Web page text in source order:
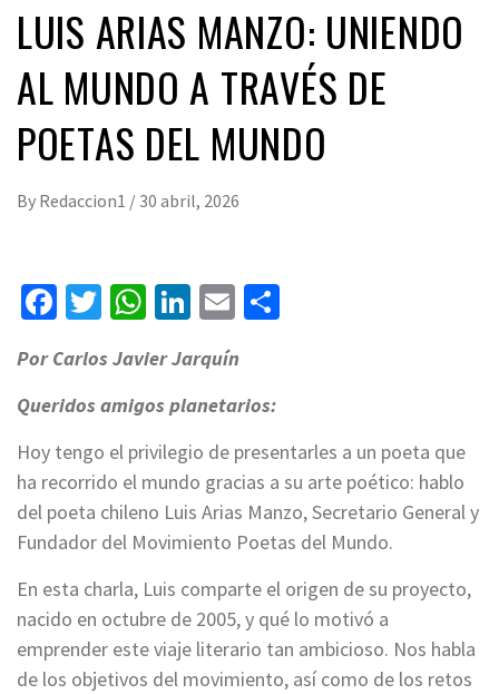
LUIS ARIAS MANZO: UNIENDO
AL MUNDO A TRAVÉS DE
POETAS DEL MUNDO
By Redaccion1 / 30 abril, 2026
Facebook
Twitter
WhatsApp
LinkedIn
Email
Por Carlos Javier Jarquín
Queridos amigos planetarios:
Hoy tengo el privilegio de presentarles a un poeta que
ha recorrido el mundo gracias a su arte poético: hablo
del poeta chileno Luis Arias Manzo, Secretario General y
Fundador del Movimiento Poetas del Mundo.
En esta charla, Luis comparte el origen de su proyecto,
nacido en octubre de 2005, y qué lo motivó a
emprender este viaje literario tan ambicioso. Nos habla
de los objetivos del movimiento, así como de los retos